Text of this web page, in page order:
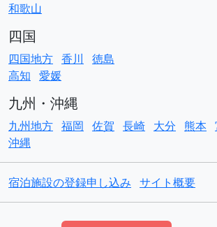
和歌山
四国
四国地方 香川
徳島
高知 愛媛
九州・沖縄
九州地方 福岡 佐賀 長崎 大分 熊本
沖縄
宿泊施設の登録申し込み サイト概要
© CopyrightACO貸別荘コテ